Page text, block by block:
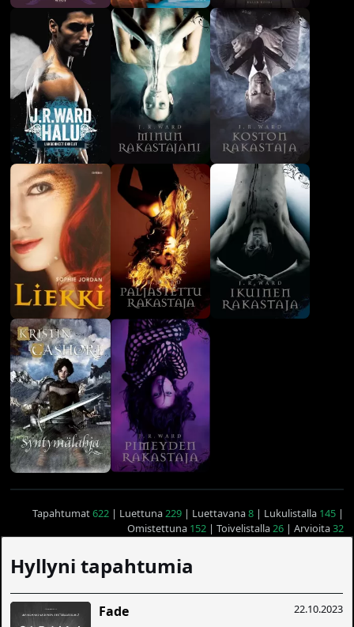
Tapahtumat622| Luettuna229| Luettavana8| Lukulistalla 145|
Omistettuna 152| Toivelistalla26| Arvioita32
Hyllyni tapahtumia
22.10.2023
Fade